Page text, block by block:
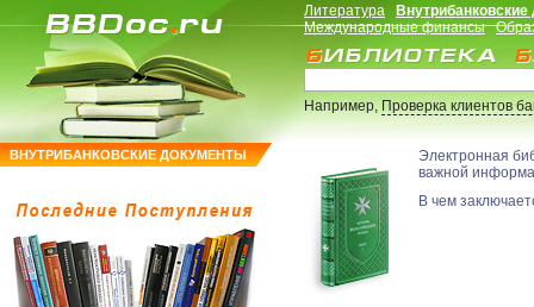
ВНУТРИБАНКОВСКИЕ ДОКУМЕНТЫ
Литература
Международные финансы
Например,Проверка клиентов
Электронная
важной
В чем